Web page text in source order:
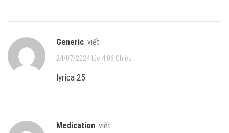
generic viết:
24/07/2024 lúc 4:06 Chiều
lyrica 25
medication viết: